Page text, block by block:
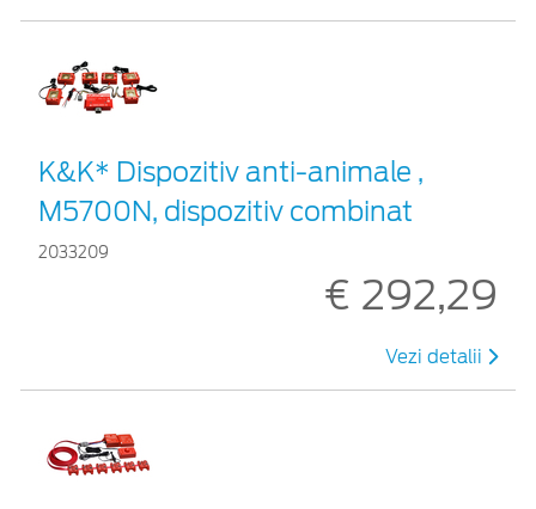
K&K* Dispozitiv anti-animale ,
M5700N, dispozitiv combinat
2033209
€ 292,29
Vezi detalii